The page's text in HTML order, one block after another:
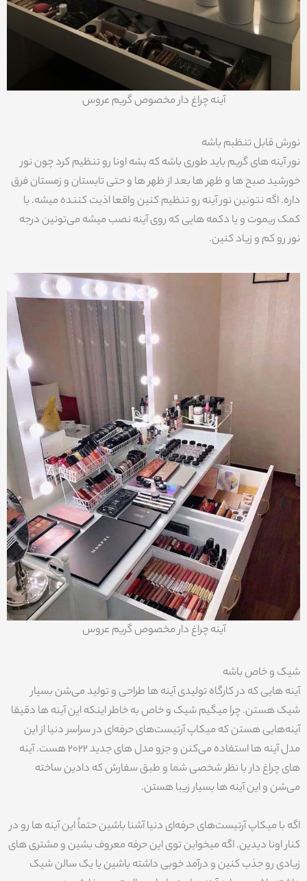
آینه چراغ دار مخصوص گریم عروس
نورش قابل تنظبم باشه
نور آینه های گریم باید طوری باشه که بشه اونا رو تنظیم کرد چون نور
خورشید صبح ها و ظهر ها بعد از ظهر ها و حتی تابستان و زمستان فرق
داره. اگه نتونین نور آینه رو تنظیم کنین واقعا اذیت کننده میشه. با
کمک ریموت و یا دکمه هایی که روی آینه نصب میشه می‌تونین درجه
نور رو کم و زیاد کنین.
آینه چراغ دار مخصوص گریم عروس
شیک و خاص باشه
آینه هایی که در کارگاه تولیدی آینه ها طراحی و تولید می‌شن بسیار
شیک هستن. چرا میگیم شیک و خاص به خاطر اینکه این آینه ها دقیقا
آینه‌هایی هستن که میکاپ آرتیست‌های حرفه‌ای در سراسر دنیا از این
مدل آینه ها استفاده می‌کنن و جزو مدل های جدید ۲۰۲۲ هست. آینه
های چراغ دار با نظر شخصی شما و طبق سفارش که دادین ساخته
می‌شن و این آینه ها بسیار زیبا هستن.
اگه با میکاپ آرتیست‌های حرفه‌ای دنیا آشنا باشین حتماً این آینه ها رو در
کنار اونا دیدین. اگه میخواین توی این حرفه معروف بشین و مشتری های
زیادی رو جذب کنین و درآمد خوبی داشته باشین یا یک سالن شیک